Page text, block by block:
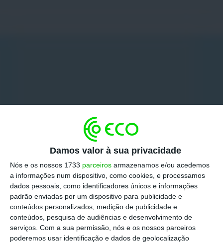
Damos valor à sua privacidade
Nós e os nossos 1733 parceiros armazenamos e/ou acedemos
a informações num dispositivo, como cookies, e processamos
dados pessoais, como identificadores únicos e informações
padrão enviadas por um dispositivo para publicidade e
conteúdos personalizados, medição de publicidade e
conteúdos, pesquisa de audiências e desenvolvimento de
serviços. Com a sua permissão, nós e os nossos parceiros
poderemos usar identificação e dados de geolocalização